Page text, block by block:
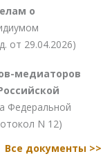
о
от 29.04.2026)
медиаторов
Федеральной
N 12)
Все документы >>